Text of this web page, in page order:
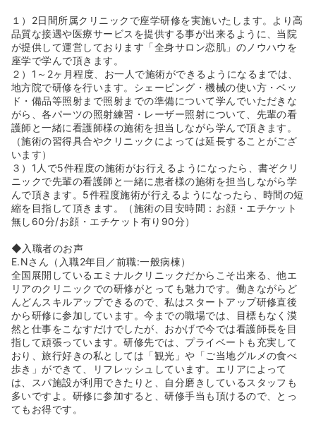
◆ハイフ（HIFU）とは：高密度焦点式超音波を用いた施術
です。これまでは外科手術でしかアプローチできなかった
SMAS筋膜に直接作用させることが可能で、たるみのもと
になる肌や皮下組織の緩みに対して、土台となる筋膜層か
ら引き締める治療法です！
◆ダーマペンとは：ニキビ跡・毛穴の開き・小じわなどの
お肌のお悩みの改善が期待でき、ダウンタイムが短いエイ
ジングケア治療です。髪の毛よりもさらに細い超極細針を
使用してお肌の表面に小さな穴を開け、肌が持つ自然治癒
力を高めることで美肌に導く肌再生治療です！
◆美容点滴（白玉点滴）とは：美容・美白・お肌の老化防
止・健康維持など、肌荒れの回復や疲労回復が期待でき、
ダウンタイムがいらない美白治療です。グルタチオン成分
を高配合した点滴を血管内に直接送り込むため、効率よく
成分を全身へ行き渡らせ、身体の内側から美肌・美白へと
導きます！
１）2日間所属クリニックで座学研修を実施いたします。より高
品質な接遇や医療サービスを提供する事が出来るように、当院
が提供して運営しております「全身サロン恋肌」のノウハウを
座学で学んで頂きます。
２）1～2ヶ月程度、お一人で施術ができるようになるまでは、
地方院で研修を行います。シェーピング・機械の使い方・ベッ
ド・備品等照射まで照射までの準備について学んでいただきな
がら、各パーツの照射練習・レーザー照射について、先輩の看
護師と一緒に看護師様の施術を担当しながら学んで頂きます。
（施術の習得具合やクリニックによっては延長することがござ
います）
３）1人で5件程度の施術がお行えるようになったら、書ぞクリ
ニックで先輩の看護師と一緒に患者様の施術を担当しながら学
んで頂きます。5件程度施術が行えるようになったら、時間の短
縮を目指して頂きます。（施術の目安時間：お顔・エチケット
無し60分/お顔・エチケット有り90分）
◆入職者のお声
E.Nさん（入職2年目／前職:一般病棟）
全国展開しているエミナルクリニックだからこそ出来る、他エ
リアのクリニックでの研修がとっても魅力です。働きながらど
んどんスキルアップできるので、私はスタートアップ研修直後
から研修に参加しています。今までの職場では、目標もなく漠
然と仕事をこなすだけでしたが、おかげで今では看護師長を目
指して頑張っています。研修先では、プライベートも充実して
おり、旅行好きの私としては「観光」や「ご当地グルメの食べ
歩き」ができて、リフレッシュしています。エリアによって
は、スパ施設が利用できたりと、自分磨きしているスタッフも
多いですよ。研修に参加すると、研修手当も頂けるので、とっ
てもお得です。